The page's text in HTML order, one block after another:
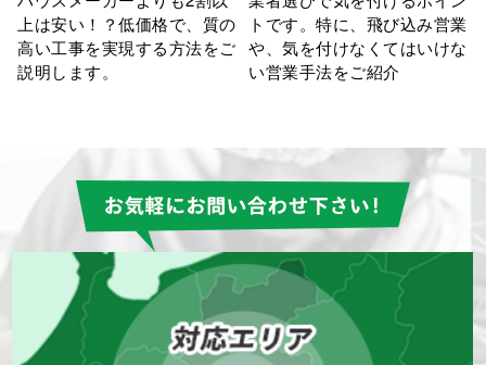
知っている人だけが得をす
る？？誰もがご加入の火災保
険で、工事費用を半額以下に
抑えることもできます。
塗装よりも大事な工程が下地
処理。どんないい塗料でも、
下地処理がいい加減では、本
末転倒です。